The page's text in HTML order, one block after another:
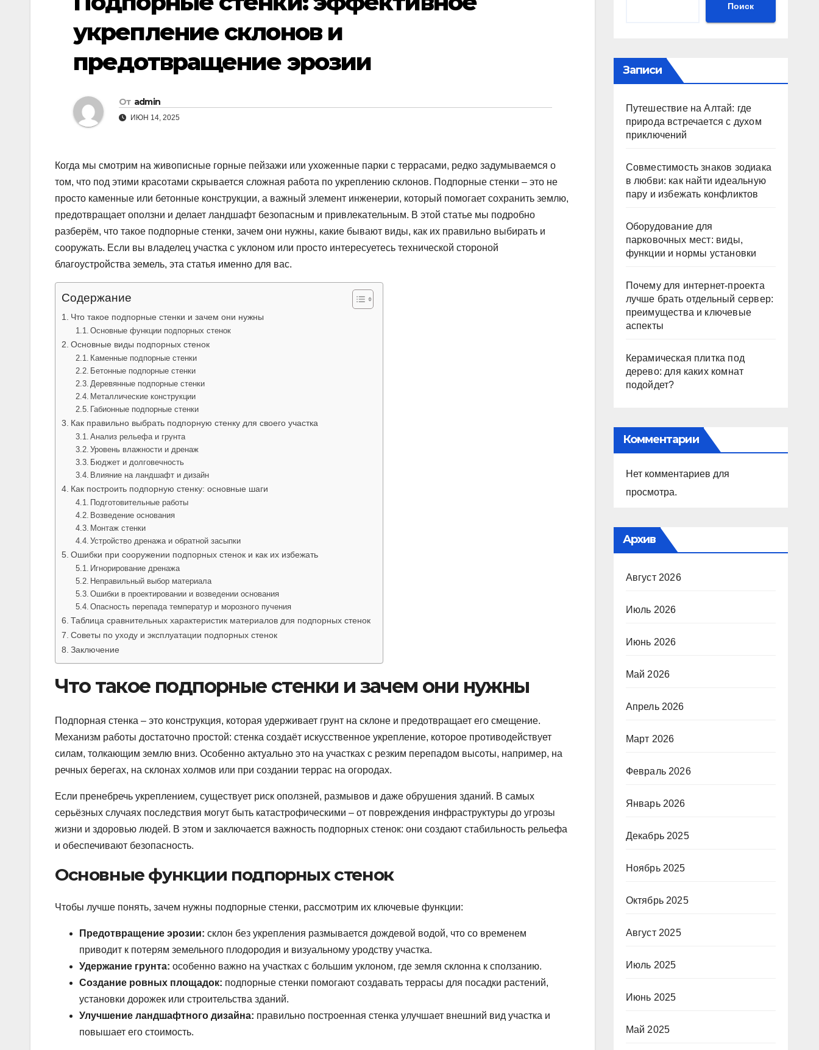
укрепление склонов и
предотвращение эрозии
От admin
ИЮН 14, 2025
Когда мы смотрим на живописные горные пейзажи или ухоженные парки с террасами, редко задумываемся о
том, что под этими красотами скрывается сложная работа по укреплению склонов. Подпорные стенки – это не
просто каменные или бетонные конструкции, а важный элемент инженерии, который помогает сохранить землю,
предотвращает оползни и делает ландшафт безопасным и привлекательным. В этой статье мы подробно
разберём, что такое подпорные стенки, зачем они нужны, какие бывают виды, как их правильно выбирать и
сооружать. Если вы владелец участка с уклоном или просто интересуетесь технической стороной
благоустройства земель, эта статья именно для вас.
Содержание
Что такое подпорные стенки и зачем они нужны
Основные функции подпорных стенок
Основные виды подпорных стенок
Каменные подпорные стенки
Бетонные подпорные стенки
Деревянные подпорные стенки
Металлические конструкции
Габионные подпорные стенки
Как правильно выбрать подпорную стенку для своего участка
Анализ рельефа и грунта
Уровень влажности и дренаж
Бюджет и долговечность
Влияние на ландшафт и дизайн
Как построить подпорную стенку: основные шаги
Подготовительные работы
Возведение основания
Монтаж стенки
Устройство дренажа и обратной засыпки
Ошибки при сооружении подпорных стенок и как их избежать
Игнорирование дренажа
Неправильный выбор материала
Ошибки в проектировании и возведении основания
Опасность перепада температур и морозного пучения
Таблица сравнительных характеристик материалов для подпорных стенок
Советы по уходу и эксплуатации подпорных стенок
Заключение
Что такое подпорные стенки и зачем они нужны
Подпорная стенка – это конструкция, которая удерживает грунт на склоне и предотвращает его смещение.
Механизм работы достаточно простой: стенка создаёт искусственное укрепление, которое противодействует
силам, толкающим землю вниз. Особенно актуально это на участках с резким перепадом высоты, например, на
речных берегах, на склонах холмов или при создании террас на огородах.
Если пренебречь укреплением, существует риск оползней, размывов и даже обрушения зданий. В самых
серьёзных случаях последствия могут быть катастрофическими – от повреждения инфраструктуры до угрозы
жизни и здоровью людей. В этом и заключается важность подпорных стенок: они создают стабильность рельефа
и обеспечивают безопасность.
Основные функции подпорных стенок
Чтобы лучше понять, зачем нужны подпорные стенки, рассмотрим их ключевые функции:
Предотвращение эрозии: склон без укрепления размывается дождевой водой, что со временем
приводит к потерям земельного плодородия и визуальному уродству участка.
Удержание грунта: особенно важно на участках с большим уклоном, где земля склонна к сползанию.
Создание ровных площадок: подпорные стенки помогают создавать террасы для посадки растений,
установки дорожек или строительства зданий.
Улучшение ландшафтного дизайна: правильно построенная стенка улучшает внешний вид участка и
повышает его стоимость.
Поиск
Записи
Путешествие на Алтай: где
природа встречается с духом
приключений
Совместимость знаков зодиака
в любви: как найти идеальную
пару и избежать конфликтов
Оборудование для
парковочных мест: виды,
функции и нормы установки
Почему для интернет-проекта
лучше брать отдельный сервер:
преимущества и ключевые
аспекты
Керамическая плитка под
дерево: для каких комнат
подойдет?
Комментарии
Нет комментариев для
просмотра.
Архив
Август 2026
Июль 2026
Июнь 2026
Май 2026
Апрель 2026
Март 2026
Февраль 2026
Январь 2026
Декабрь 2025
Ноябрь 2025
Октябрь 2025
Август 2025
Июль 2025
Июнь 2025
Май 2025